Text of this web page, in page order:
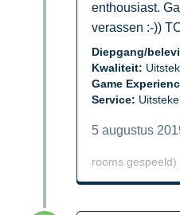
enthousiast.
verassen :-))
Diepgang/
Kwaliteit:
Game
Service:
5 augustus
rooms gespeeld)